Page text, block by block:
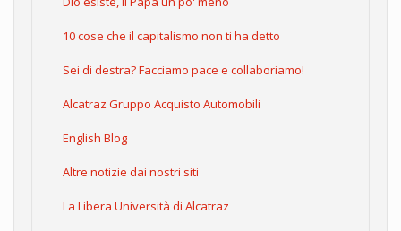
10 cose che il capitalismo non ti ha detto
Sei di destra? Facciamo pace e collaboriamo!
Alcatraz Gruppo Acquisto Automobili
English Blog
Altre notizie dai nostri siti
La Libera Università di Alcatraz